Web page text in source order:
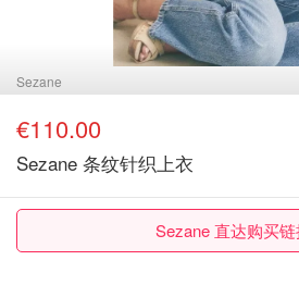
Sezane
€110.00
Sezane 条纹针织上衣
Sezane 直达购买